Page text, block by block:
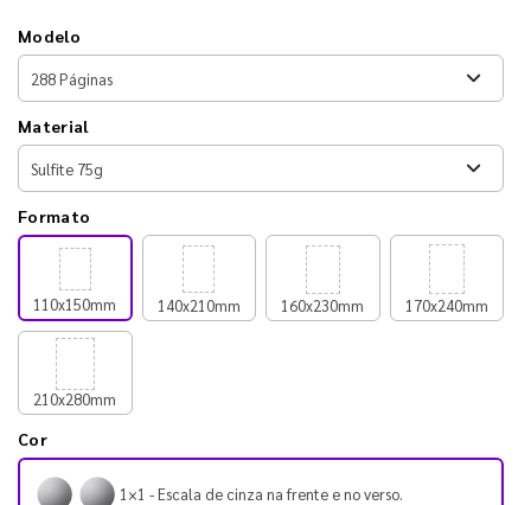
Modelo
Material
Formato
110x150mm 140x210mm 160x230mm 170x240mm
210x280mm
Cor
1×1 - Escala de cinza na frente e no verso.